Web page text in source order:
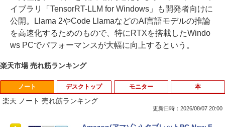
イブラリ「TensorRT-LLM for Windows」も開発者向けに
公開。Llama 2やCode LlamaなどのAI言語モデルの推論
を高速化するためのもので、特にRTXを搭載したWindo
ws PCでパフォーマンスが大幅に向上するという。
楽天市場 売れ筋ランキング
ノート
楽天 ノート 売れ筋ランキング
更新日時：2026/08/07 20:00
デスクトップ モニター 本